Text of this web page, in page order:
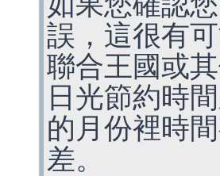
誤，這很有
聯合王國或
日光節約時
的月份裡時
差。